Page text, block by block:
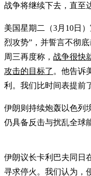
战争将继续下去，直至
美国星期二（3月10日
烈攻势”，并誓言不彻
周三再度称， 战争很快
攻击的目标了 。他告诉
利。我们比时间表提前
伊朗则持续炮轰以色列
仍具备反击与扰乱全球
伊朗议长卡利巴夫同日
寻求停火。我们认为，